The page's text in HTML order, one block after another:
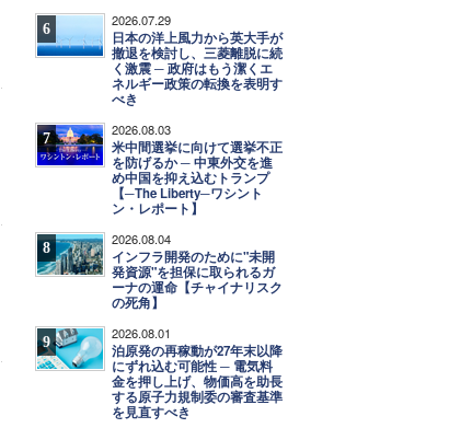
6 2026.07.29
日本の洋上風力から英大手が
撤退を検討し、三菱離脱に続
く激震 ─ 政府はもう潔くエ
ネルギー政策の転換を表明す
べき
7 2026.08.03
米中間選挙に向けて選挙不正
を防げるか ─ 中東外交を進
め中国を抑え込むトランプ
【─The Liberty─ワシント
ン・レポート】
8 2026.08.04
インフラ開発のために"未開
発資源"を担保に取られるガ
ーナの運命【チャイナリスク
の死角】
9 2026.08.01
泊原発の再稼動が27年末以降
にずれ込む可能性 ─ 電気料
金を押し上げ、物価高を助長
する原子力規制委の審査基準
を見直すべき